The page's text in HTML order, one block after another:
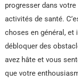
progresser dans
activités de santé.
choses en général, et
débloquer des
avez hâte et vous
que votre